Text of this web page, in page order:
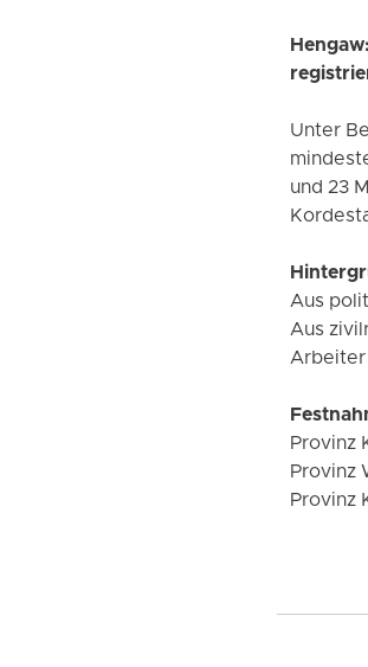
Unter
und 23
Aus
Aus
Arbeiter
Provinz
Provinz
Provinz